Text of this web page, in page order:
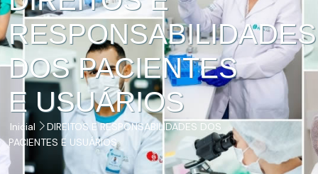
RESPONSABILIDADES
DOS PACIENTES
E USUÁRIOS
Inicial
DIREITOS E RESPONSABILIDADES DOS
PACIENTES E USUÁRIOS